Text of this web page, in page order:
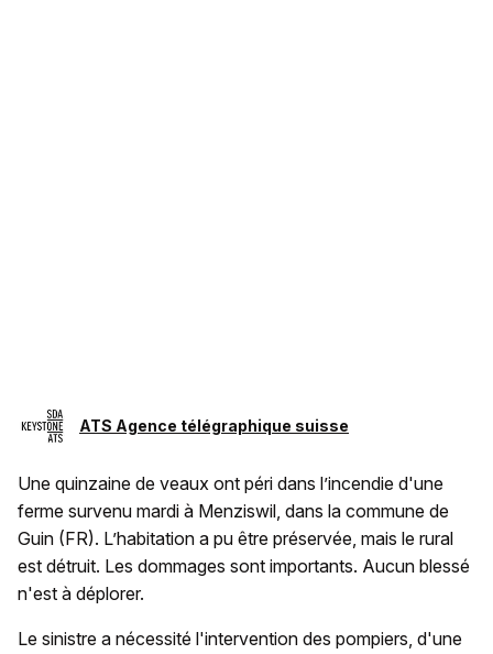
ATS Agence télégraphique suisse
Une quinzaine de veaux ont péri dans l’incendie d'une
ferme survenu mardi à Menziswil, dans la commune de
Guin (FR). L’habitation a pu être préservée, mais le rural
est détruit. Les dommages sont importants. Aucun blessé
n'est à déplorer.
Le sinistre a nécessité l'intervention des pompiers, d'une